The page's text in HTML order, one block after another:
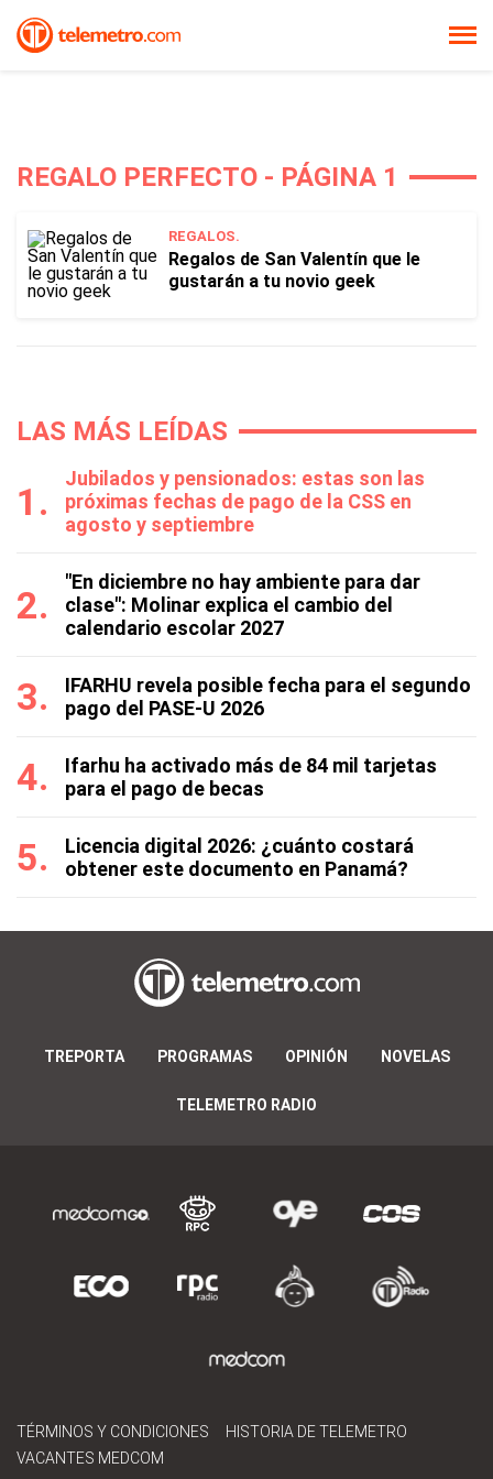
REGALO PERFECTO - PÁGINA 1
REGALOS.
Regalos de San Valentín que le
gustarán a tu novio geek
LAS MÁS LEÍDAS
Jubilados y pensionados: estas son las
próximas fechas de pago de la CSS en
agosto y septiembre
"En diciembre no hay ambiente para dar
clase": Molinar explica el cambio del
calendario escolar 2027
IFARHU revela posible fecha para el segundo
pago del PASE-U 2026
Ifarhu ha activado más de 84 mil tarjetas
para el pago de becas
Licencia digital 2026: ¿cuánto costará
obtener este documento en Panamá?
TREPORTA PROGRAMAS OPINIÓN NOVELAS
TELEMETRO RADIO
TÉRMINOS Y CONDICIONES
HISTORIA DE TELEMETRO
VACANTES MEDCOM